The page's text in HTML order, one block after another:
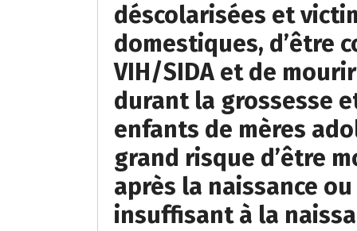
déscolarisées et
domestiques, d’être
VIH/SIDA et de
durant la grossesse
enfants de mères
grand risque d’être
après la naissance
insuffisant à la